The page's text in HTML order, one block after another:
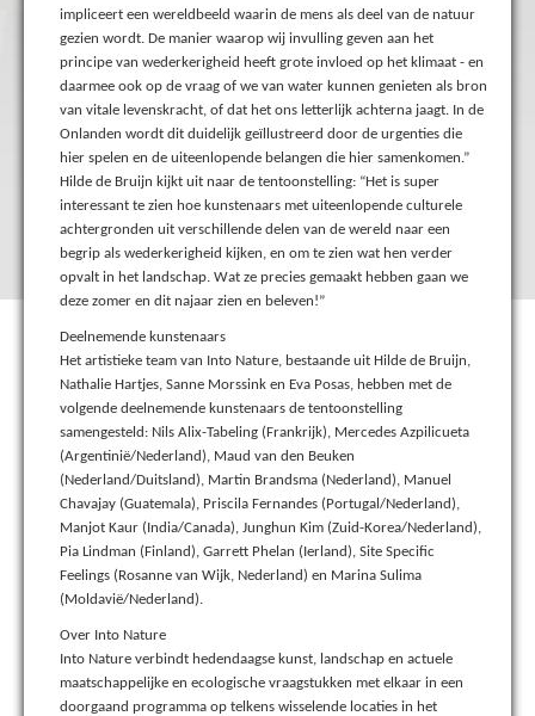
impliceert een wereldbeeld waarin de mens als deel van de natuur
gezien wordt. De manier waarop wij invulling geven aan het
principe van wederkerigheid heeft grote invloed op het klimaat - en
daarmee ook op de vraag of we van water kunnen genieten als bron
van vitale levenskracht, of dat het ons letterlijk achterna jaagt. In de
Onlanden wordt dit duidelijk geïllustreerd door de urgenties die
hier spelen en de uiteenlopende belangen die hier samenkomen.”
Hilde de Bruijn kijkt uit naar de tentoonstelling: “Het is super
interessant te zien hoe kunstenaars met uiteenlopende culturele
achtergronden uit verschillende delen van de wereld naar een
begrip als wederkerigheid kijken, en om te zien wat hen verder
opvalt in het landschap. Wat ze precies gemaakt hebben gaan we
deze zomer en dit najaar zien en beleven!”
Deelnemende kunstenaars
Het artistieke team van Into Nature, bestaande uit Hilde de Bruijn,
Nathalie Hartjes, Sanne Morssink en Eva Posas, hebben met de
volgende deelnemende kunstenaars de tentoonstelling
samengesteld: Nils Alix-Tabeling (Frankrijk), Mercedes Azpilicueta
(Argentinië/Nederland), Maud van den Beuken
(Nederland/Duitsland), Martin Brandsma (Nederland), Manuel
Chavajay (Guatemala), Priscila Fernandes (Portugal/Nederland),
Manjot Kaur (India/Canada), Junghun Kim (Zuid-Korea/Nederland),
Pia Lindman (Finland), Garrett Phelan (Ierland), Site Specific
Feelings (Rosanne van Wijk, Nederland) en Marina Sulima
(Moldavië/Nederland).
Over Into Nature
Into Nature verbindt hedendaagse kunst, landschap en actuele
maatschappelijke en ecologische vraagstukken met elkaar in een
doorgaand programma op telkens wisselende locaties in het